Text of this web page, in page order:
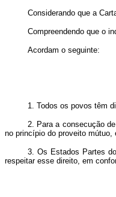
Considerando que a
Compreendendo que o
Acordam o seguinte:
1. Todos os povos têm
2. Para a consecução
no princípio do proveito
3. Os Estados Partes
respeitar esse direito, em